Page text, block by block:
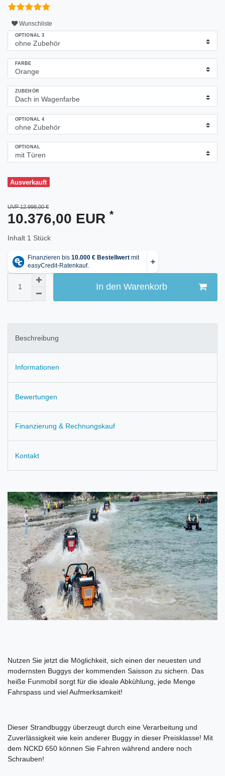
Wunschliste
OPTIONAL 3
FARBE
ZUBEHÖR
OPTIONAL 4
OPTIONAL
Ausverkauft
UVP 12.998,00 €
10.376,00 EUR *
Inhalt 1 Stück
In den Warenkorb
Beschreibung
Informationen
Bewertungen
Finanzierung & Rechnungskauf
Kontakt
Nutzen Sie jetzt die Möglichkeit, sich einen der neuesten und
modernsten Buggys der kommenden Saisson zu sichern. Das
heiße Funmobil sorgt für die ideale Abkühlung, jede Menge
Fahrspass und viel Aufmerksamkeit!
Dieser Strandbuggy überzeugt durch eine Verarbeitung und
Zuverlässigkeit wie kein anderer Buggy in dieser Preisklasse! Mit
dem NCKD 650 können Sie Fahren während andere noch
Schrauben!